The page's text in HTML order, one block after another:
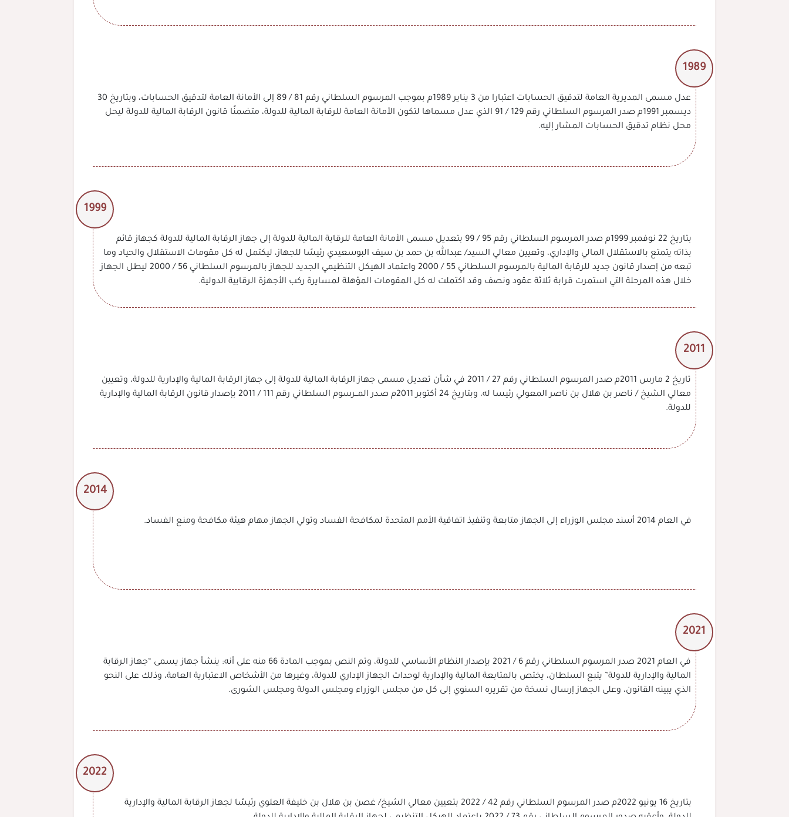
1989
عدل مسمى المديرية العامة لتدقيق الحسابات اعتبارا من 3 يناير 1989م بموجب المرسوم السلطاني رقم 81 / 89 إلى الأمانة العامة لتدقيق الحسابات، وبتاريخ 30
ديسمبر 1991م صدر المرسوم السلطاني رقم 129 / 91 الذي عدل مسماها لتكون الأمانة العامة للرقابة المالية للدولة، متضمنًا قانون الرقابة المالية للدولة ليحل
محل نظام تدقيق الحسابات المشار إليه.
1999
بتاريخ 22 نوفمبر 1999م صدر المرسوم السلطاني رقم 95 / 99 بتعديل مسمى الأمانة العامة للرقابة المالية للدولة إلى جهاز الرقابة المالية للدولة كجهاز قائم
بذاته يتمتع بالاستقلال المالي والإداري، وتعيين معالي السيد/ عبدالله بن حمد بن سيف البوسعيدي رئيسًا للجهاز، ليكتمل له كل مقومات الاستقلال والحياد وما
تبعه من إصدار قانون جديد للرقابة المالية بالمرسوم السلطاني 55 / 2000 واعتماد الهيكل التنظيمي الجديد للجهاز بالمرسوم السلطاني 56 / 2000 ليطل الجهاز
خلال هذه المرحلة التي استمرت قرابة ثلاثة عقود ونصف وقد اكتملت له كل المقومات المؤهلة لمسايرة ركب الأجهزة الرقابية الدولية.
2011
تاريخ 2 مارس 2011م صدر المرسوم السلطاني رقم 27 / 2011 في شأن تعديل مسمى جهاز الرقابة المالية للدولة إلى جهاز الرقابة المالية والإدارية للدولة، وتعيين
معالي الشيخ / ناصر بن هلال بن ناصر المعولي رئيسا له، وبتاريخ 24 أكتوبر 2011م صـدر المــرسوم السلطاني رقم 111 / 2011 بإصدار قانون الرقابة المالية والإدارية
للدولة.
2014
في العام 2014 أسند مجلس الوزراء إلى الجهاز متابعة وتنفيذ اتفاقية الأمم المتحدة لمكافحة الفساد وتولي الجهاز مهام هيئة مكافحة ومنع الفساد.
2021
في العام 2021 صدر المرسوم السلطاني رقم 6 / 2021 بإصدار النظام الأساسي للدولة، وتم النص بموجب المادة 66 منه على أنه: ينشأ جهاز يسمى “جهاز الرقابة
المالية والإدارية للدولة” يتبع السلطان، يختص بالمتابعة المالية والإدارية لوحدات الجهاز الإداري للدولة، وغيرها من الأشخاص الاعتبارية العامة، وذلك على النحو
الذي يبينه القانون، وعلى الجهاز إرسال نسخة من تقريره السنوي إلى كل من مجلس الوزراء ومجلس الدولة ومجلس الشورى.
2022
بتاريخ 16 يونيو 2022م صدر المرسوم السلطاني رقم 42 / 2022 بتعيين معالي الشيخ/ غصن بن هلال بن خليفة العلوي رئيسًا لجهاز الرقابة المالية والإدارية